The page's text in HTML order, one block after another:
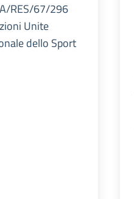
RES/67/296
Unite
dello Sport